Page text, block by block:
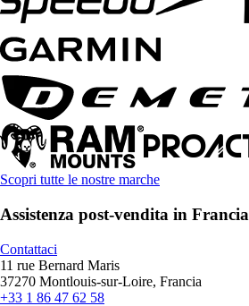
Scopri tutte le nostre marche
Assistenza post-vendita in Francia
Contattaci
11 rue Bernard Maris
37270 Montlouis-sur-Loire, Francia
+33 1 86 47 62 58